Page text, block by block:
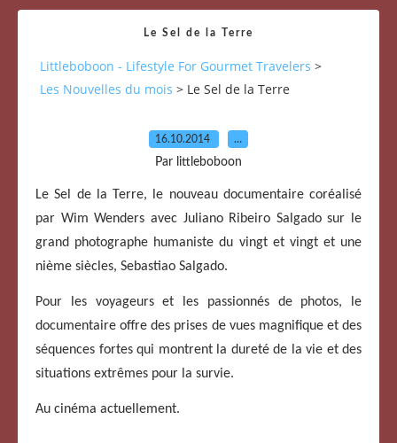
Le Sel de la Terre
Littleboboon - Lifestyle For Gourmet Travelers >
Les Nouvelles du mois > Le Sel de la Terre
16.10.2014 …
Par littleboboon
Le Sel de la Terre, le nouveau documentaire coréalisé
par Wim Wenders avec Juliano Ribeiro Salgado sur le
grand photographe humaniste du vingt et vingt et une
nième siècles, Sebastiao Salgado.
Pour les voyageurs et les passionnés de photos, le
documentaire offre des prises de vues magnifique et des
séquences fortes qui montrent la dureté de la vie et des
situations extrêmes pour la survie.
Au cinéma actuellement.